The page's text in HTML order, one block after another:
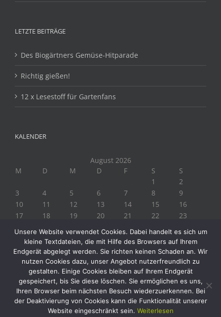
LETZTE BEITRÄGE
Des Biogärtners Gemüse-Hitparade
Richtig gießen!
12 x Lesestoff für Gartenfans
KALENDER
August 2026
M
D M D F S
S
1
2
3
4 5 6 7 8
9
10
11 12 13 14 15
16
17
18 19 20 21 22
23
« Juli
Copyright 2019 Biogärtner Ploberger | Alle Rechte vorbehalten
Unsere Website verwendet Cookies. Dabei handelt es sich um
kleine Textdateien, die mit Hilfe des Browsers auf Ihrem
Endgerät abgelegt werden. Sie richten keinen Schaden an. Wir
nutzen Cookies dazu, unser Angebot nutzerfreundlich zu
gestalten. Einige Cookies bleiben auf Ihrem Endgerät
gespeichert, bis Sie diese löschen. Sie ermöglichen es uns,
Ihren Browser beim nächsten Besuch wiederzuerkennen. Bei
der Deaktivierung von Cookies kann die Funktionalität unserer
Website eingeschränkt sein. Weiterlesen